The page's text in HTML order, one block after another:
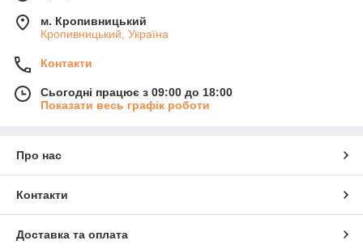
м. Кропивницький
Кропивницький, Україна
Контакти
Сьогодні працює з 09:00 до 18:00
Показати весь графік роботи
Про нас
Контакти
Доставка та оплата